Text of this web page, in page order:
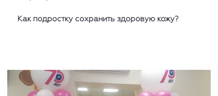
Как подростку сохранить здоровую кожу?